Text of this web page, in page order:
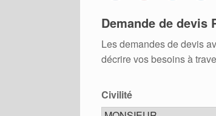
Demande de devis
Les demandes de devis
décrire vos besoins à
Civilité